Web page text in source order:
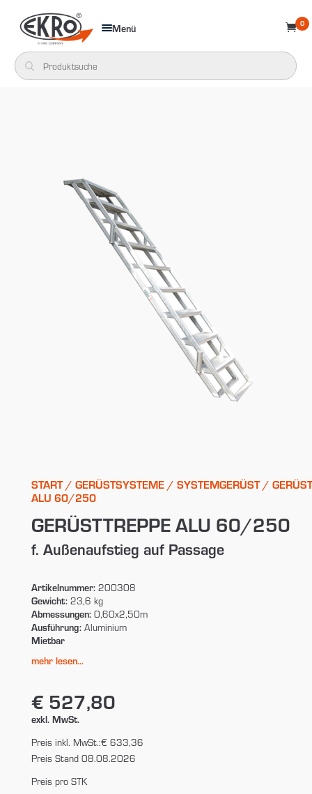
Menü  0
START/ GERÜSTSYSTEME/ SYSTEMGERÜST/
ALU 60/250
GERÜSTTREPPE ALU 60/250
f. Außenaufstieg auf Passage
Artikelnummer:200308
Gewicht:23,6 kg
Abmessungen:0,60x2,50m
Ausführung:Aluminium
Mietbar
mehr lesen...
€ 527,80
exkl. MwSt.
Preis inkl. MwSt.:€ 633,36
Preis Stand 08.08.2026
Preis pro STK